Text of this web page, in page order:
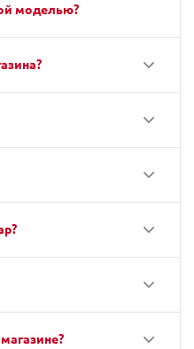
моделью?